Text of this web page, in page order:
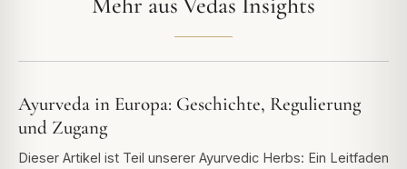
Ayurveda in Europa: Geschichte, Regulierung
und Zugang
Dieser Artikel ist Teil unserer Ayurvedic Herbs: Ein Leitfaden